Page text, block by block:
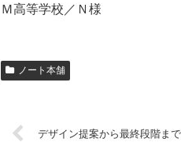
Ｍ高等学校／Ｎ様
ノート本舗
デザイン提案から最終段階ま